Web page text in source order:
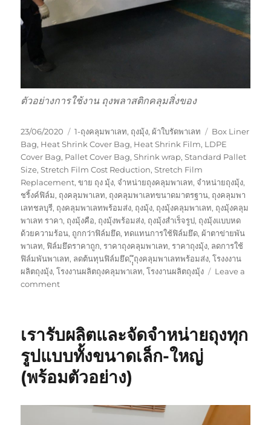
ตัวอย่างการใช้งาน ถุงพลาสติกคลุมสิ่งของ
Posted
on
23/06/2020 Categories
1-ถุงคลุมพาเลท, ถุงมุ้ง, ผ้าใบรัดพาเลท Tags
Box Liner
Bag, Heat Shrink Cover Bag, Heat Shrink Film, LDPE
Cover Bag, Pallet Cover Bag,Shrink wrap,Standard Pallet
Size,Stretch Film Cost Reduction,Stretch Film
Replacement,ขาย ถุง มุ้ง, จำหน่ายถุงคลุมพาเลท, จำหน่ายถุงมุ้ง,
ชริ้งค์ฟิล์ม, ถุงคลุมพาเลท, ถุงคลุมพาเลทขนาดมาตรฐาน, ถุงคลุมพา
เลทชลบุรี, ถุงคลุมพาเลทพร้อมส่ง, ถุงมุ้ง, ถุงมุ้งคลุมพาเลท, ถุงมุ้งคลุม
พาเลท ราคา, ถุงมุ้งคือ, ถุงมุ้งพร้อมส่ง, ถุงมุ้งสำเร็จรูป, ถุงมุ้งแบบหด
ด้วยความร้อน, ถูกกว่าฟิล์มยึด,ทดแทนการใช้ฟิล์มยึด, ผ้าตาข่ายพัน
พาเลท, ฟิล์มยึดราคาถูก,ราคาถุงคลุมพาเลท,ราคาถุงมุ้ง, ลดการใช้
ฟิล์มพันพาเลท, ลดต้นทุนฟิล์มยึด,ุุึถุงคลุมพาเลทพร้อมส่ง,โรงงงาน
ผลิตถุงมุ้ง,โรงงานผลิตถุงคลุมพาเลท,โรงงานผลิตถุงมุ้ง
Leave a
commenton
เลท
ไม่
ได้
ใช้
เรารับผลิตและจัดจำหน่ายถุงทุก
รูปแบบทั้งขนาดเล็ก-ใหญ่
(พร้อมตัวอย่าง)